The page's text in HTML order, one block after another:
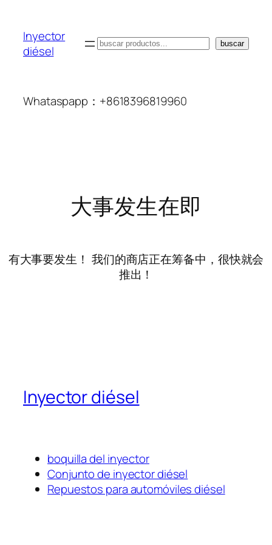
Inyector
diésel
搜
buscar
Whataspapp：+8618396819960
大事发生在即
有大事要发生！ 我们的商店正在筹备中，很快就会
推出！
Inyector diésel
boquilla del inyector
Conjunto de inyector diésel
Repuestos para automóviles diésel